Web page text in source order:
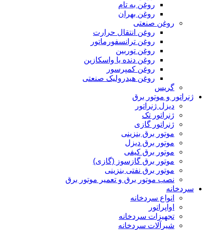
روغن به تام
روغن بهران
روغن صنعتی
روغن انتقال حرارت
روغن ترانسفورماتور
روغن توربین
روغن دنده یا واسکازین
روغن کمپرسور
روغن هیدرولیک صنعتی
گریس
ژنراتور و موتور برق
دیزل ژنراتور
ژنراتور تک
ژنراتور گازی
موتور برق بنزینی
موتور برق دیزل
موتور برق کیفی
موتور برق گازسوز (گازی)
موتور برق نفتی بنزینی
نصب موتور برق و تعمیر موتور برق
سردخانه
انواع سردخانه
اواپراتور
تجهیزات سردخانه
شیرآلات سردخانه